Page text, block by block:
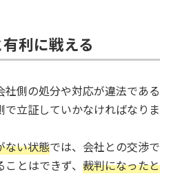
利に戦える
側の処分や対応が違法である
で立証していかなければなりま
ない状態では、会社との交渉で
とはできず、 裁判になったと